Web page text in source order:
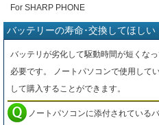
For SHARP PHONE
バッテリーの寿命･交換してほしい
バッテリが劣化して駆動時間が短くな
必要です。 ノートパソコンで使用して
して購入することができます。
ノートパソコンに添付されている